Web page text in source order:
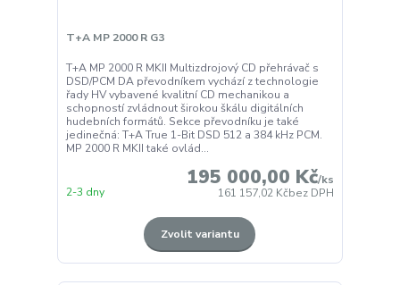
T+A MP 2000 R G3
T+A MP 2000 R MKII Multizdrojový CD přehrávač s
DSD/PCM DA převodníkem vychází z technologie
řady HV vybavené kvalitní CD mechanikou a
schopností zvládnout širokou škálu digitálních
hudebních formátů. Sekce převodníku je také
jedinečná: T+A True 1-Bit DSD 512 a 384 kHz PCM.
MP 2000 R MKII také ovlád...
195 000,00 Kč/ks
161 157,02 Kčbez DPH
2-3 dny
Zvolit variantu